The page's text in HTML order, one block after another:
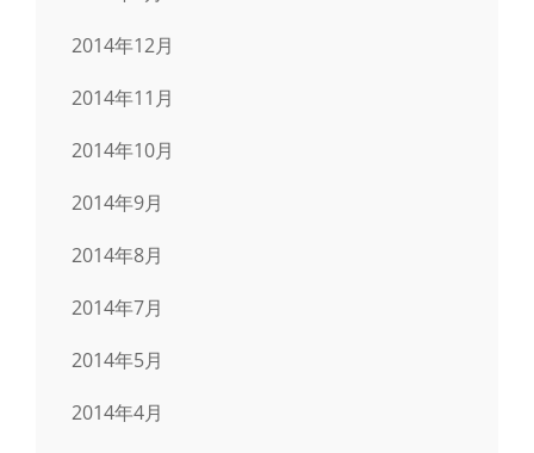
2014年12月
2014年11月
2014年10月
2014年9月
2014年8月
2014年7月
2014年5月
2014年4月